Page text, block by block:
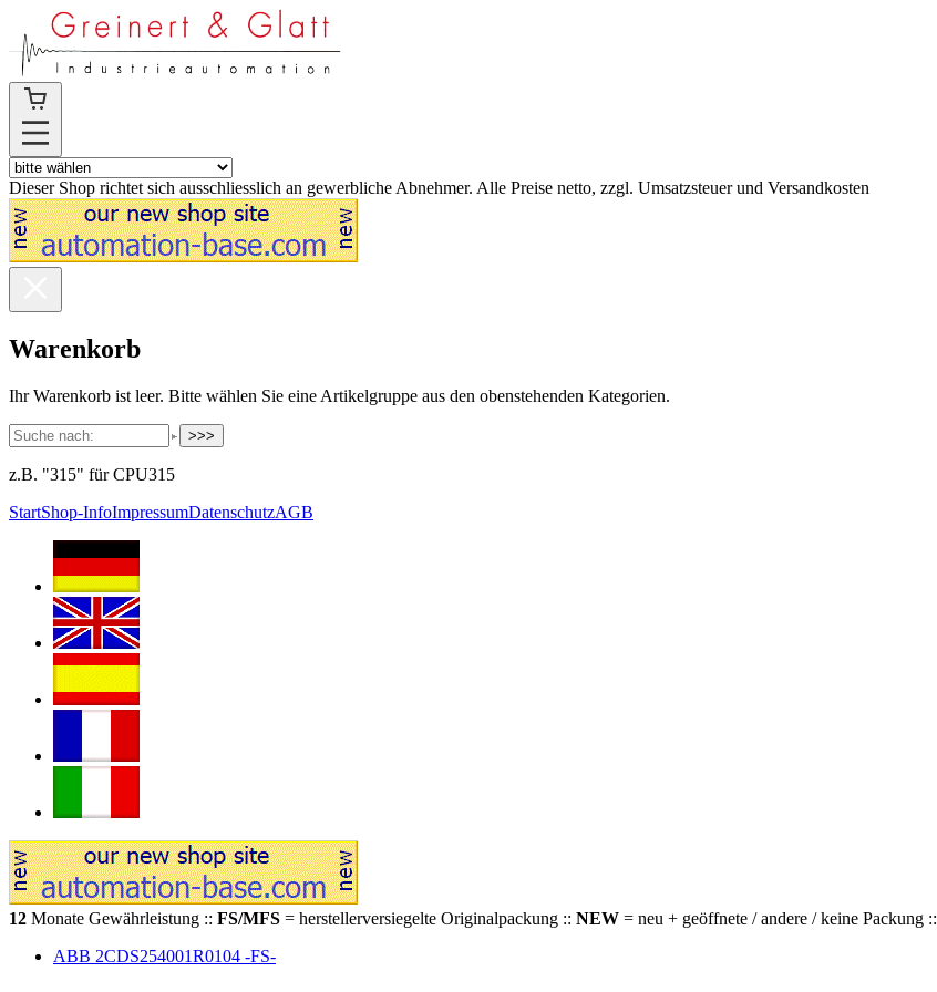
Dieser Shop richtet sich ausschliesslich an gewerbliche Abnehmer. Alle Preise netto, zzgl. Umsatzsteuer und Versandkosten
Warenkorb
Ihr Warenkorb ist leer. Bitte wählen Sie eine Artikelgruppe aus den obenstehenden Kategorien.
>>>
z.B. "315" für CPU315
StartShop-InfoImpressumDatenschutzAGB
12 Monate Gewährleistung :: FS/MFS = herstellerversiegelte Originalpackung :: NEW = neu + geöffnete / andere / keine Packung ::
ABB 2CDS254001R0104 -FS-